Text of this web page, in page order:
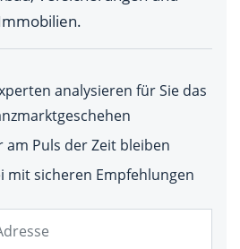
analysieren für Sie das
am Puls der Zeit bleiben
mit sicheren Empfehlungen